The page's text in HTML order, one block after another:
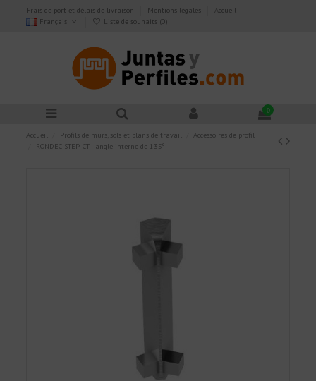
Frais de port et délais de livraison Mentions légales
Accueil
Français
Liste de souhaits (0)
0
Accueil Profils de murs, sols et plans de travail
Accessoires de profil
RONDEC-STEP-CT - angle interne de 135º